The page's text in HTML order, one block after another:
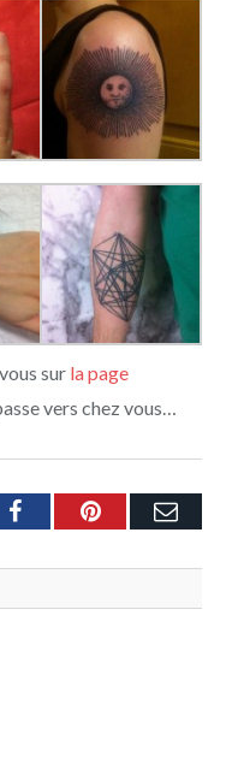
sur la page
vers chez vous…
FacebookPinterest